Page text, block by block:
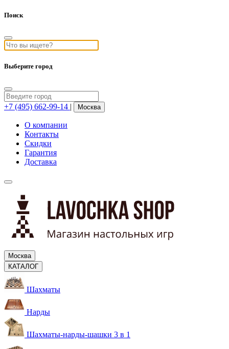
Поиск
Выберите город
+7 (495) 662-99-14 | Москва
О компании
Контакты
Скидки
Гарантия
Доставка
Москва
КАТАЛОГ
Шахматы
Нарды
Шахматы-нарды-шашки 3 в 1